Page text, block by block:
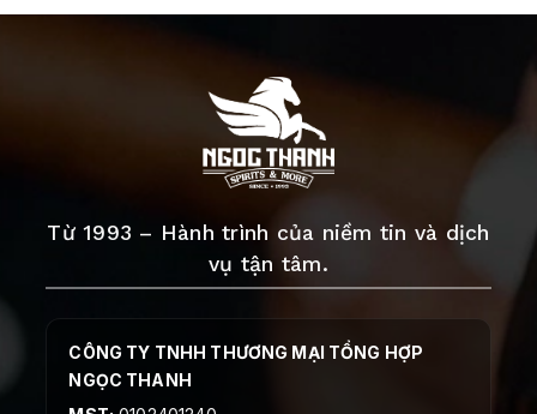
Từ 1993 – Hành trình của niềm tin và dịch
vụ tận tâm.
CÔNG TY TNHH THƯƠNG MẠI TỔNG HỢP
NGỌC THANH